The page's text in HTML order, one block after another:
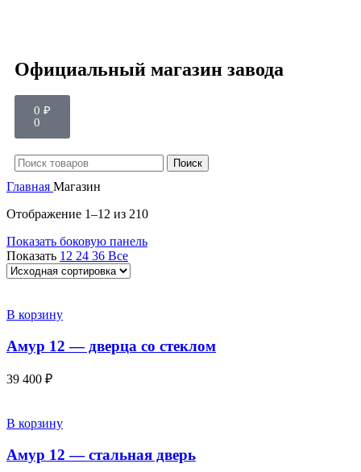
Официальный магазин завода
0 ₽
0
Поиск
Главная Магазин
Отображение 1–12 из 210
Показать боковую панель
Показать 12 24 36 Все
В корзину
Амур 12 — дверца со стеклом
39 400 ₽
В корзину
Амур 12 — стальная дверь